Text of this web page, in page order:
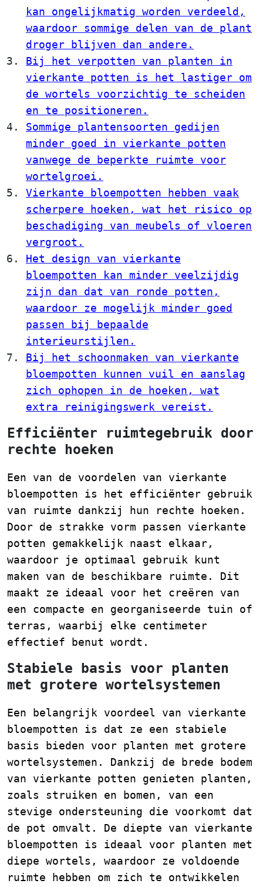
kan ongelijkmatig worden verdeeld,
waardoor sommige delen van de plant
droger blijven dan andere.
Bij het verpotten van planten in
vierkante potten is het lastiger om
de wortels voorzichtig te scheiden
en te positioneren.
Sommige plantensoorten gedijen
minder goed in vierkante potten
vanwege de beperkte ruimte voor
wortelgroei.
Vierkante bloempotten hebben vaak
scherpere hoeken, wat het risico op
beschadiging van meubels of vloeren
vergroot.
Het design van vierkante
bloempotten kan minder veelzijdig
zijn dan dat van ronde potten,
waardoor ze mogelijk minder goed
passen bij bepaalde
interieurstijlen.
Bij het schoonmaken van vierkante
bloempotten kunnen vuil en aanslag
zich ophopen in de hoeken, wat
extra reinigingswerk vereist.
Efficiënter ruimtegebruik door
rechte hoeken
Een van de voordelen van vierkante
bloempotten is het efficiënter gebruik
van ruimte dankzij hun rechte hoeken.
Door de strakke vorm passen vierkante
potten gemakkelijk naast elkaar,
waardoor je optimaal gebruik kunt
maken van de beschikbare ruimte. Dit
maakt ze ideaal voor het creëren van
een compacte en georganiseerde tuin of
terras, waarbij elke centimeter
effectief benut wordt.
Stabiele basis voor planten
met grotere wortelsystemen
Een belangrijk voordeel van vierkante
bloempotten is dat ze een stabiele
basis bieden voor planten met grotere
wortelsystemen. Dankzij de brede bodem
van vierkante potten genieten planten,
zoals struiken en bomen, van een
stevige ondersteuning die voorkomt dat
de pot omvalt. De diepte van vierkante
bloempotten is ideaal voor planten met
diepe wortels, waardoor ze voldoende
ruimte hebben om zich te ontwikkelen